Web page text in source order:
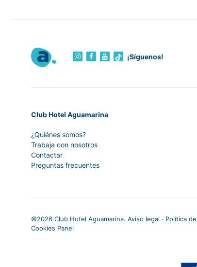
¡Síguenos!
Club Hotel Aguamarina
¿Quiénes somos?
Trabaja con nosotros
Contactar
Preguntas frecuentes
©2026 Club Hotel Aguamarina. Aviso legal · Política
Cookies Panel